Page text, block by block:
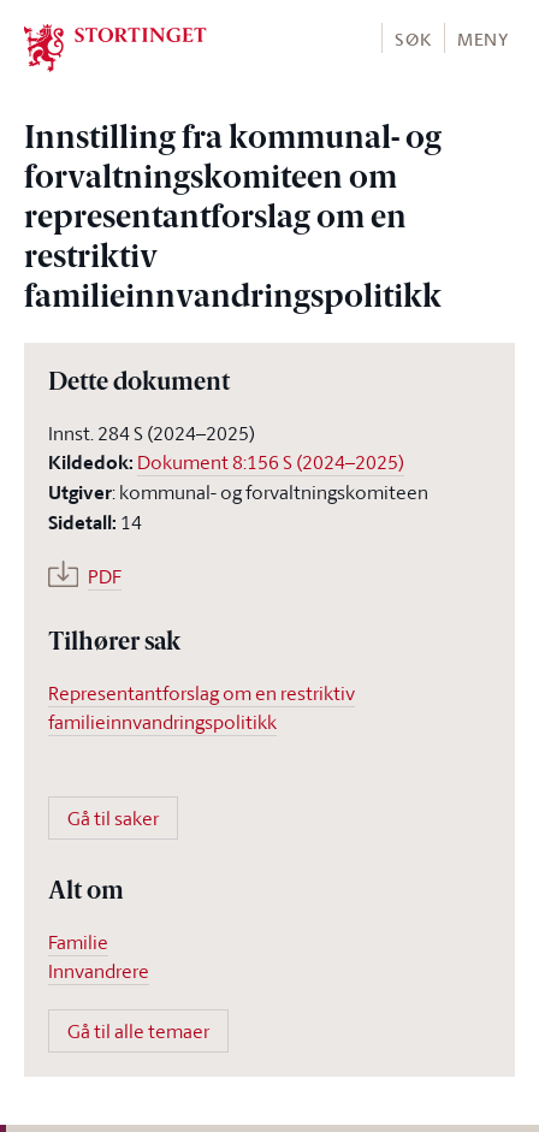
Stortinget.no
SØK MENY
Innstilling fra kommunal- og
forvaltningskomiteen om
representantforslag om en
restriktiv
familieinnvandringspolitikk
Dette dokument
Innst. 284 S (2024–2025)
Kildedok: Dokument 8:156 S (2024–2025)
Utgiver:kommunal- og forvaltningskomiteen
Sidetall: 14
PDF
Tilhører sak
Representantforslag om en restriktiv
familieinnvandringspolitikk
Gå til saker
Alt om
Familie
Innvandrere
Gå til alle temaer